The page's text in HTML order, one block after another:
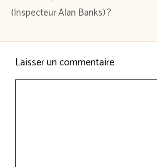
(Inspecteur Alan Banks) ?
Laisser un commentaire